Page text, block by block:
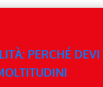
PERCHÉ DEVI